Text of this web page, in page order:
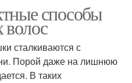
способы
сталкиваются с
Порой даже на лишнюю
В таких